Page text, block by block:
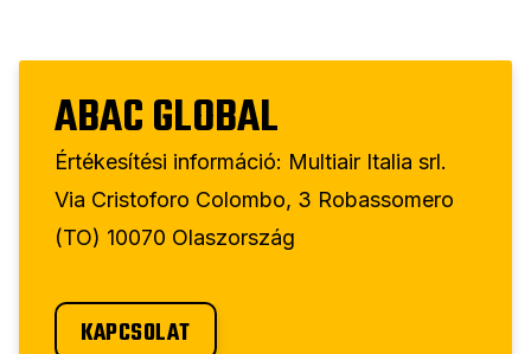
ABAC GLOBAL
Értékesítési információ: Multiair Italia srl.
Via Cristoforo Colombo, 3 Robassomero
(TO) 10070 Olaszország
KAPCSOLAT